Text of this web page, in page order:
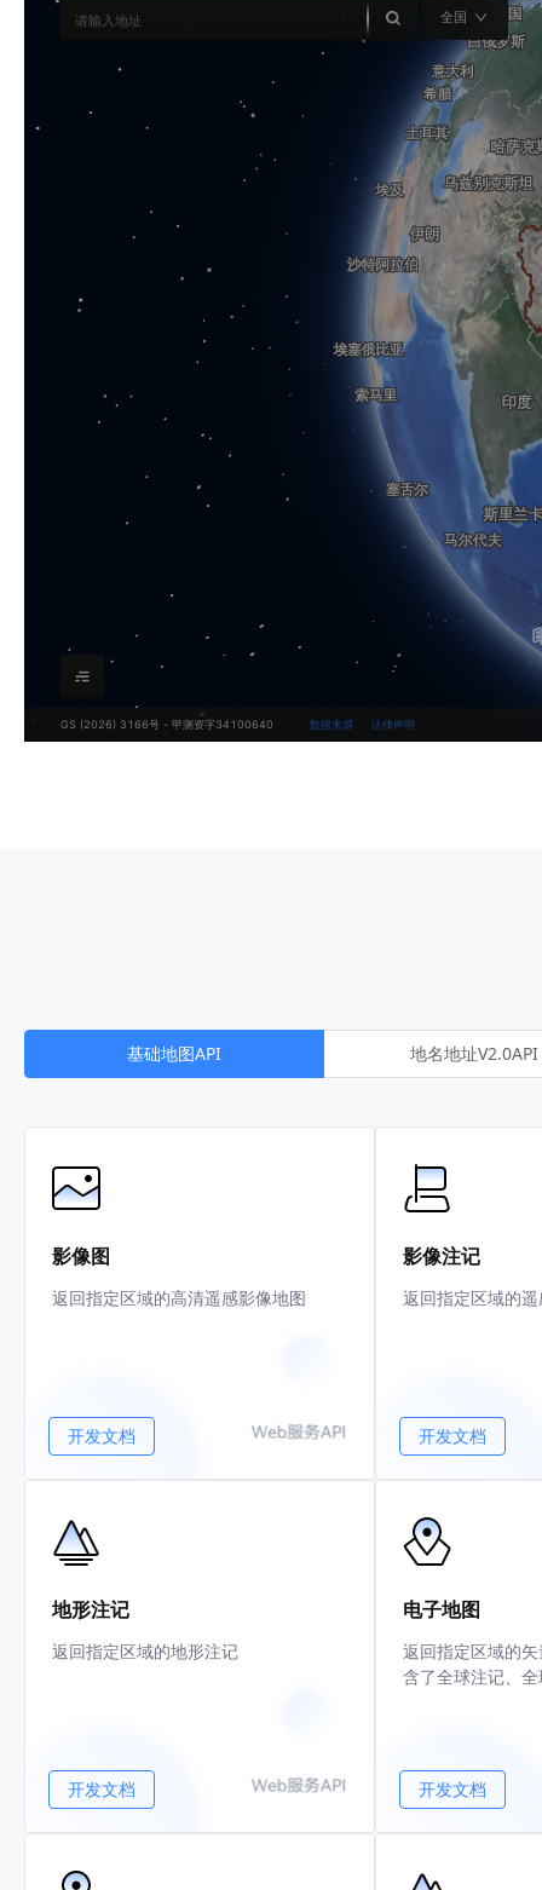
基础地图API 地名地址V2.0API
影像图
返回指定区域的高清遥感影像地图
开发文档
影像注记
返回指定区域的
开发文档
地形注记
返回指定区域的地形注记
开发文档
电子地图
返回指定区域的
含了全球注记、
开发文档